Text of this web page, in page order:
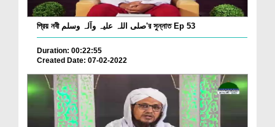
প্রিয় নবী صلی اللہ علیہ وآلہ وسلم'র সুন্নাত Ep 53
Duration: 00:22:55
Created Date: 07-02-2022